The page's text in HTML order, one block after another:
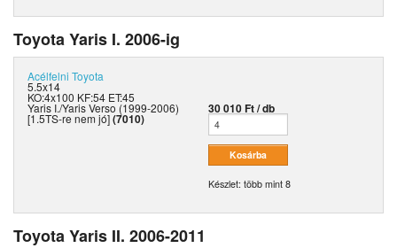
Toyota Yaris I. 2006-ig
Acélfelni Toyota
5.5x14
KO:4x100 KF:54 ET:45
Yaris I./Yaris Verso (1999-2006)
[1.5TS-re nem jó](7010)
30 010 Ft / db
Készlet: több mint 8
Toyota Yaris II. 2006-2011